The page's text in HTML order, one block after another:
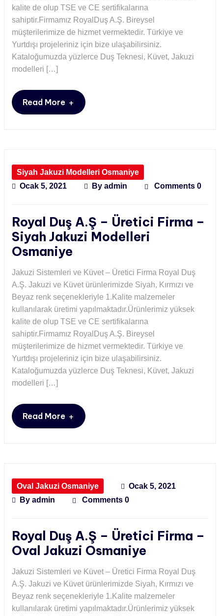
kalite de olup TSE ve CE sertifikalarına
sahiptir.Firmamız RoyalDuş A.Ş. Bireysel
müşterilerimize de hizmet vermektedir. Türkiye ve
Yurtdışı projeleriniz için bize ulaşabilirsiniz.
Kataloğumuzda yüzlerce Duş Teknesi, Küvet, Jakuzi
modelleri […]
Read More +
Siyah Jakuzi Modelleri Osmaniye
Ocak 5, 2021
By admin Comments 0
Royal Duş A.Ş – Üretici Firma –
Siyah Jakuzi Modelleri
Osmaniye
Jakuzi Sistemleri ve Küvet – Üretici Firma Royal Duş
A.Ş. Jakuzi ve Küvet ürünlerimizde Siyah, Kırmızı ve
Beyaz renk seçenekleriyle 1.Kalite malzemeler
kullanılarak üretimi yapılmaktadır.Ürünlerimiz yüksek
kalite de olup TSE ve CE sertifikalarına
sahiptir.Firmamız RoyalDuş A.Ş. Bireysel
müşterilerimize de hizmet vermektedir. Türkiye ve
Yurtdışı projeleriniz için bize ulaşabilirsiniz.
Kataloğumuzda yüzlerce Duş Teknesi, Küvet, Jakuzi
modelleri […]
Read More +
Oval Jakuzi Osmaniye
Ocak 5, 2021
By admin Comments 0
Royal Duş A.Ş – Üretici Firma –
Oval Jakuzi Osmaniye
Jakuzi Sistemleri ve Küvet – Üretici Firma Royal Duş
A.Ş. Jakuzi ve Küvet ürünlerimizde Siyah, Kırmızı ve
Beyaz renk seçenekleriyle 1.Kalite malzemeler
kullanılarak üretimi yapılmaktadır.Ürünlerimiz yüksek